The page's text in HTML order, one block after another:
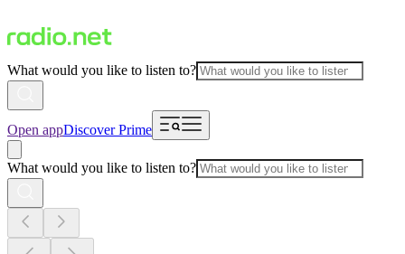
What would you like to listen to?
Open appDiscover Prime
What would you like to listen to?